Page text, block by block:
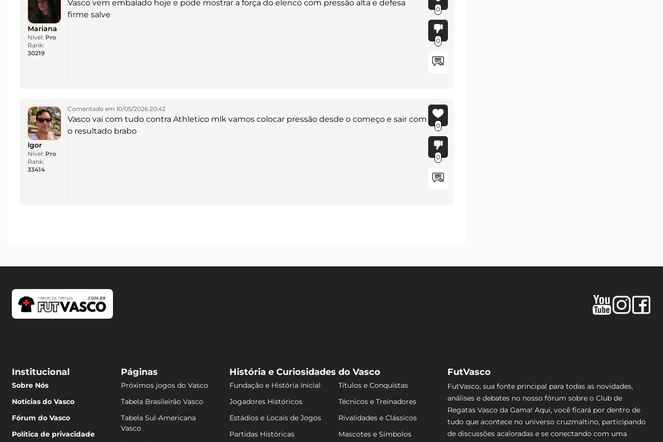
Mariana
Nível: Pro
Rank:
30219
Vasco vem embalado hoje e pode mostrar a força do elenco com pressão alta e defesa
firme salve
0
0
Igor
Nível: Pro
Rank:
33414
Comentado em 10/05/2026 20:42
Vasco vai com tudo contra Athletico mlk vamos colocar pressão desde o começo e sair com
o resultado brabo
0
0
Institucional
Sobre Nós
Notícias do Vasco
Fórum do Vasco
Política de privacidade
Páginas
Próximos jogos do Vasco
Tabela Brasileirão Vasco
Tabela Sul-Americana
Vasco
História e Curiosidades do Vasco
Fundação e História Inicial
Títulos e Conquistas
Jogadores Históricos
Técnicos e Treinadores
Estádios e Locais de Jogos
Rivalidades e Clássicos
Partidas Históricas
Mascotes e Símbolos
FutVasco
FutVasco, sua fonte principal para todas as novidades,
análises e debates no nosso fórum sobre o Club de
Regatas Vasco da Gama! Aqui, você ficará por dentro de
tudo que acontece no universo cruzmaltino, participando
de discussões acaloradas e se conectando com uma